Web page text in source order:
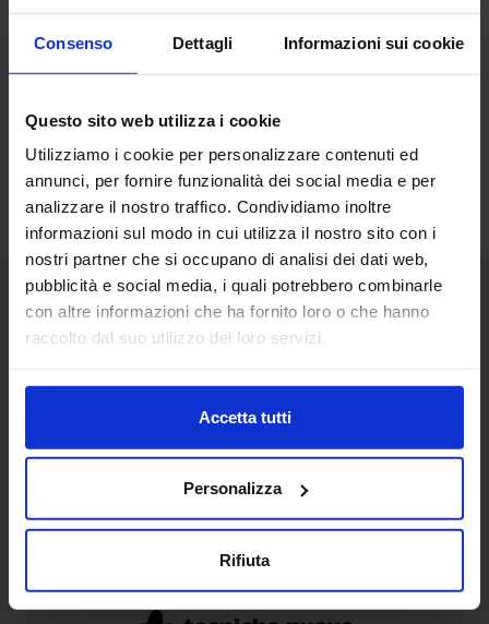
Consenso Dettagli Informazioni sui cookie
Questo sito web utilizza i cookie
Utilizziamo i cookie per personalizzare contenuti ed
annunci, per fornire funzionalità dei social media e per
analizzare il nostro traffico. Condividiamo inoltre
informazioni sul modo in cui utilizza il nostro sito con i
nostri partner che si occupano di analisi dei dati web,
pubblicità e social media, i quali potrebbero combinarle
con altre informazioni che ha fornito loro o che hanno
raccolto dal suo utilizzo dei loro servizi.
Accetta tutti
Personalizza
Rifiuta
20157 | Milano | Italia
+ 39 02.332039460
Progetto e direzione